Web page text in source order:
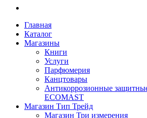
Главная
Каталог
Магазины
Книги
Услуги
Парфюмерия
Канцтовары
Антикоррозионные
ECOMAST
Магазин Тип Трейд
Магазин Три измерения